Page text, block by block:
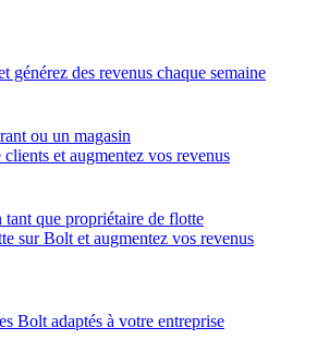
générez des revenus chaque semaine
ou un magasin
et augmentez vos revenus
tant que propriétaire de flotte
sur Bolt et augmentez vos revenus
Bolt adaptés à votre entreprise